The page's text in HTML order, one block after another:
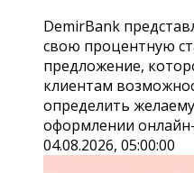
DemirBank
свою процентную
предложение,
клиентам
определить
оформлении
04.08.2026, 05:00:00